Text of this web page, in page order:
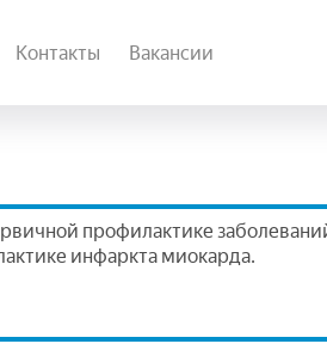
Контакты Вакансии
профилактике
инфаркта миокарда.